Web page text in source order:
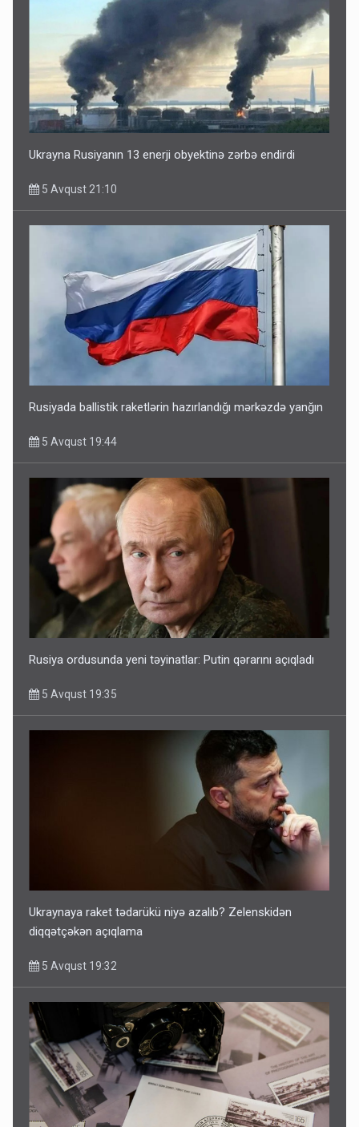
Ukrayna Rusiyanın 13 enerji obyektinə zərbə endirdi
5 Avqust 21:10
Rusiyada ballistik raketlərin hazırlandığı mərkəzdə yanğın
5 Avqust 19:44
Rusiya ordusunda yeni təyinatlar: Putin qərarını açıqladı
5 Avqust 19:35
Ukraynaya raket tədarükü niyə azalıb? Zelenskidən
diqqətçəkən açıqlama
5 Avqust 19:32